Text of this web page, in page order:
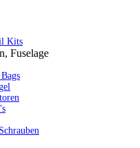
Kits
Fuselage